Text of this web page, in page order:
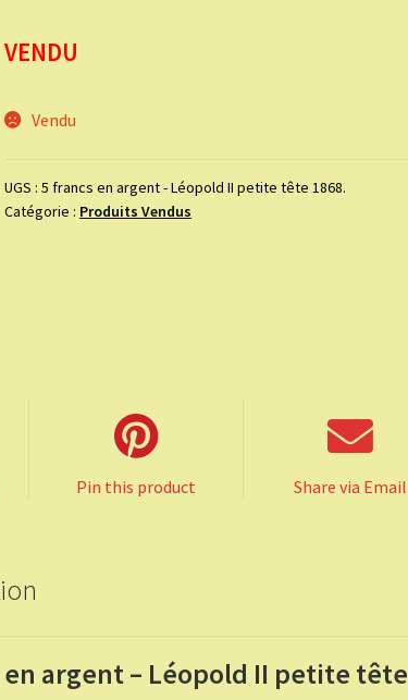
VENDU
Vendu
UGS :5 francs en argent - Léopold II petite tête 1868.
Catégorie : Produits Vendus
Pin this product Share via Email
en argent – Léopold II petite tête